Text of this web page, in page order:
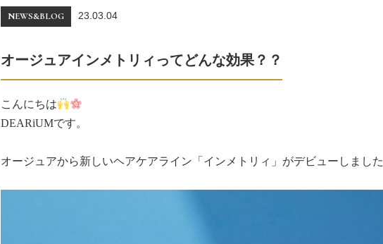
NEWS&BLOG 23.03.04
オージュアインメトリィってどんな効果？？
こんにちは
DEARiUMです。
オージュアから新しいヘアケアライン「インメトリィ」がデビューしました